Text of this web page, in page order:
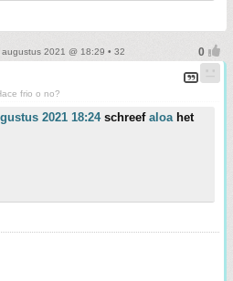
2021 @ 18:29 • 32
frio o no?
2021 18:24schreef aloahet